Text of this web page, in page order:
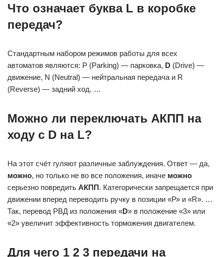
Что означает буква L в коробке
передач?
Стандартным набором режимов работы для всех
автоматов являются: P (Parking) — парковка, D (Drive) —
движение, N (Neutral) — нейтральная передача и R
(Reverse) — задний ход. …
Можно ли переключать АКПП на
ходу с D на L?
На этот счёт гуляют различные заблуждения. Ответ — да,
можно, но только не во все положения, иначе можно
серьезно повредить АКПП. Категорически запрещается при
движении вперед переводить ручку в позиции «Р» и «R». …
Так, перевод РВД из положения «D» в положение «3» или
«2» увеличит эффективность торможения двигателем.
Для чего 1 2 3 передачи на